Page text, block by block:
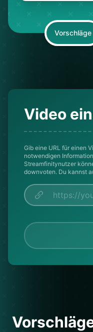
Vorschläge
Video
Gib eine URL für einen
notwendigen
Streamfinitynutzer
downvoten. Du kannst